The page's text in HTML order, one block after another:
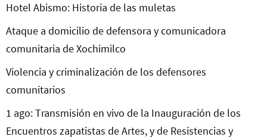
Hotel Abismo: Historia de las muletas
Ataque a domicilio de defensora y comunicadora
comunitaria de Xochimilco
Violencia y criminalización de los defensores
comunitarios
1 ago: Transmisión en vivo de la Inauguración de los
Encuentros zapatistas de Artes, y de Resistencias y